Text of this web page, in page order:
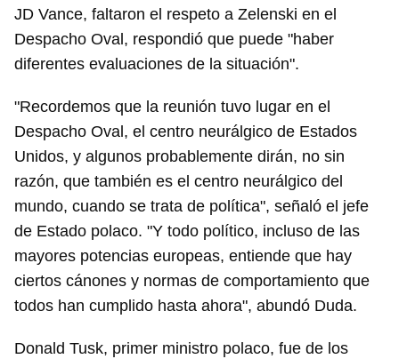
JD Vance, faltaron el respeto a Zelenski en el
Despacho Oval, respondió que puede "haber
diferentes evaluaciones de la situación".
"Recordemos que la reunión tuvo lugar en el
Despacho Oval, el centro neurálgico de Estados
Unidos, y algunos probablemente dirán, no sin
razón, que también es el centro neurálgico del
mundo, cuando se trata de política", señaló el jefe
de Estado polaco. "Y todo político, incluso de las
mayores potencias europeas, entiende que hay
ciertos cánones y normas de comportamiento que
todos han cumplido hasta ahora", abundó Duda.
Donald Tusk, primer ministro polaco, fue de los